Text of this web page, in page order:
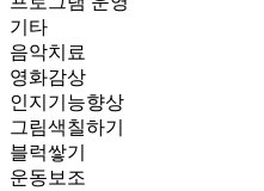
기타
음악치료
영화감상
인지기능향상
그림색칠하기
블럭쌓기
운동보조